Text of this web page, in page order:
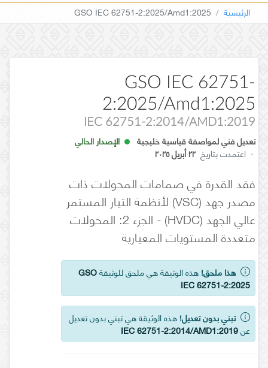
الرئيسية GSO IEC 62751-2:2025/Amd1:2025
GSO IEC 62751-
2:2025/Amd1:2025
IEC 62751-2:2014/AMD1:2019
تعديل فني لمواصفة قياسية خليجية
الإصدار الحالي
· اعتمدت بتاريخ ٢٢ أبريل ٢٠٢٥
فقد القدرة في صمامات المحولات ذات
مصدر جهد (VSC) لأنظمة التيار المستمر
عالي الجهد (HVDC) - الجزء 2: المحولات
متعددة المستويات المعيارية
هذا ملحق! هذه الوثيقة هي ملحق للوثيقةGSO
IEC 62751-2:2025
تبني بدون تعديل! هذه الوثيقة هي تبني بدون تعديل
عنIEC 62751-2:2014/AMD1:2019